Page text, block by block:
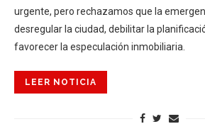
urgente, pero rechazamos que la
desregular la ciudad, debilitar la
favorecer la especulación inmobiliaria.
LEER NOTICIA